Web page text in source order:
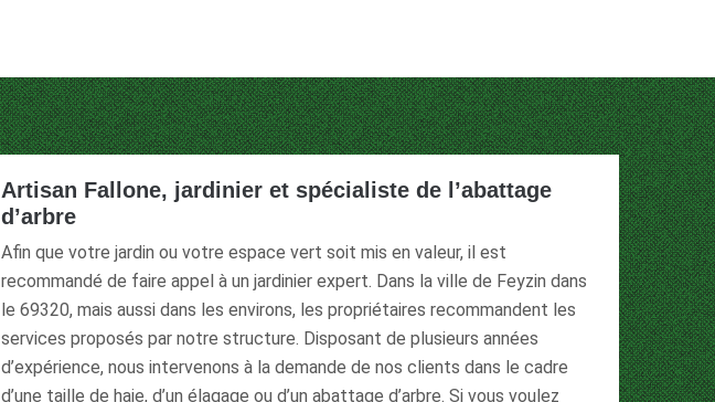
Artisan Fallone, jardinier et spécialiste de l’abattage
d’arbre
Afin que votre jardin ou votre espace vert soit mis en valeur, il est
recommandé de faire appel à un jardinier expert. Dans la ville de Feyzin dans
le 69320, mais aussi dans les environs, les propriétaires recommandent les
services proposés par notre structure. Disposant de plusieurs années
d’expérience, nous intervenons à la demande de nos clients dans le cadre
d’une taille de haie, d’un élagage ou d’un abattage d’arbre. Si vous voulez